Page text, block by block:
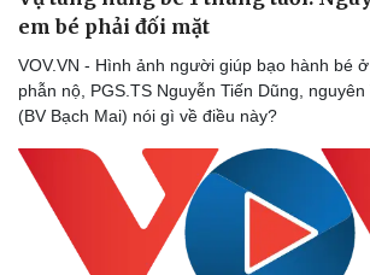
em bé phải đối mặt
VOV.VN - Hình ảnh người giúp bạo hành bé
phẫn nộ, PGS.TS Nguyễn Tiến Dũng,
(BV Bạch Mai) nói gì về điều này?